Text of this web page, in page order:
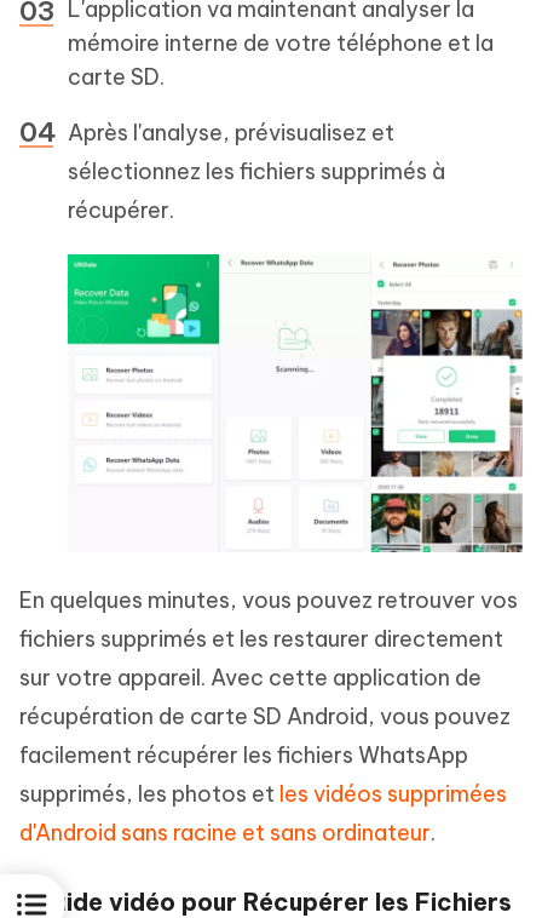
L'application va maintenant analyser la
mémoire interne de votre téléphone et la
carte SD.
Après l'analyse, prévisualisez et
sélectionnez les fichiers supprimés à
récupérer.
En quelques minutes, vous pouvez retrouver vos
fichiers supprimés et les restaurer directement
sur votre appareil. Avec cette application de
récupération de carte SD Android, vous pouvez
facilement récupérer les fichiers WhatsApp
supprimés, les photos et les vidéos supprimées
d'Android sans racine et sans ordinateur.
Guide vidéo pour Récupérer les Fichiers